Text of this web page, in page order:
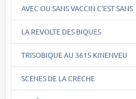
AVEC OU SANS VACCIN C'EST SANS
LA REVOLTE DES BIQUES
TRISOBIQUE AU 3615 KINENVEU
SCENES DE LA CRECHE